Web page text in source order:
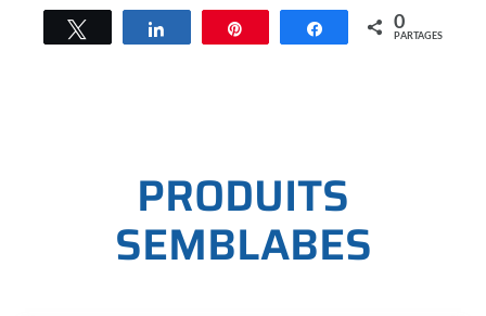
Tweetez Partagez Partagez 0
PARTAGES
PRODUITS
SEMBLABES